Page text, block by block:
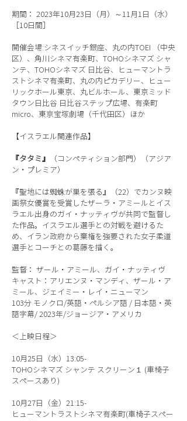
期間： 2023年10月23日（月）～11月1日（水）
［10日間］
開催会場:シネスイッチ銀座、丸の内TOEI （中央
区）、角川シネマ有楽町、TOHOシネマズ シャ
ンテ、TOHOシネマズ 日比谷、ヒューマントラ
ストシネマ有楽町、丸の内ピカデリー、ヒュー
リックホール東京、丸ビルホール、東京ミッド
タウン日比谷 日比谷ステップ広場、有楽町
micro、東京宝塚劇場（千代田区）ほか
【イスラエル関連作品】
『タタミ』
（コンペティション部門）（アジア
ン・プレミア）
『聖地には蜘蛛が巣を張る』（22）でカンヌ映
画祭女優賞を受賞したザーラ・アミールとイス
ラエル出身のガイ・ナッティヴが共同で監督し
た作品。イスラエル選手との対戦を避けるた
め、イラン政府から棄権を強要された女子柔道
選手とコーチとの葛藤を描く。
監督： ザール・アミール、ガイ・ナッティヴ
キャスト：アリエンヌ・マンディ、ザール・ア
ミール、ジェイミー・レイ・ニューマン
103分 モノクロ/英語・ペルシア語 / 日本語・英
語字幕/ 2023年/ジョージア・アメリカ
＜上映日程＞
10月25日（水）13:05-
TOHOシネマズ シャンテ スクリーン１ (車椅子
スペースあり)
10月27日（金）21:15-
ヒューマントラストシネマ有楽町(車椅子スペー